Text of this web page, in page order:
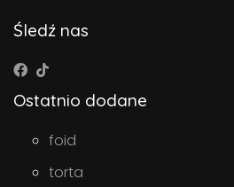
Śledź nas
Ostatnio dodane
foid
torta